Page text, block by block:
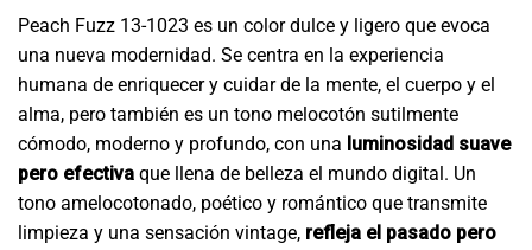
Peach Fuzz 13-1023 es un color dulce y ligero que evoca
una nueva modernidad. Se centra en la experiencia
humana de enriquecer y cuidar de la mente, el cuerpo y el
alma, pero también es un tono melocotón sutilmente
cómodo, moderno y profundo, con una luminosidad suave
pero efectiva que llena de belleza el mundo digital. Un
tono amelocotonado, poético y romántico que transmite
limpieza y una sensación vintage, refleja el pasado pero